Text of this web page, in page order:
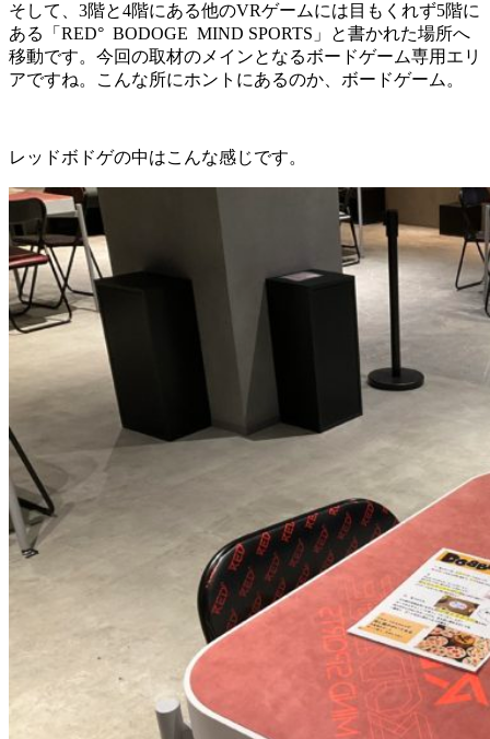
そして、3階と4階にある他のVRゲームには目もくれず5階に
ある「 RED° BODOGE MIND SPORTS 」と書かれた場所へ
移動です。今回の取材のメインとなるボードゲーム専用エリ
アですね。こんな所にホントにあるのか、ボードゲーム。
レッドボドゲの中はこんな感じです。